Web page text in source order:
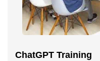
ChatGPT Training